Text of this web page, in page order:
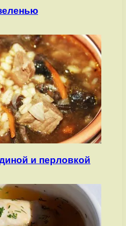
и перловкой